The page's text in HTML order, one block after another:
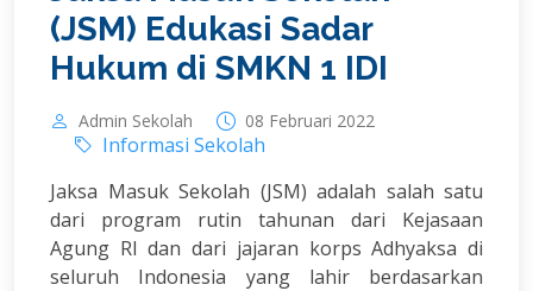
(JSM) Edukasi Sadar
Hukum di SMKN 1 IDI
Admin Sekolah 08 Februari 2022
Informasi Sekolah
Jaksa Masuk Sekolah (JSM) adalah salah satu
dari program rutin tahunan dari Kejasaan
Agung RI dan dari jajaran korps Adhyaksa di
seluruh Indonesia yang lahir berdasarkan